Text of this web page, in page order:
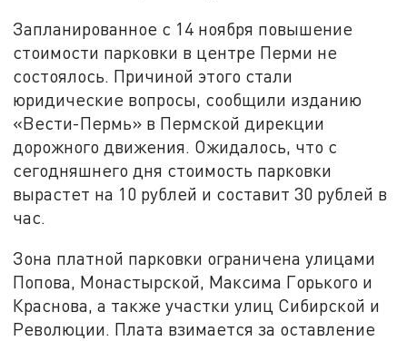
Запланированное с 14 ноября повышение
стоимости парковки в центре Перми не
состоялось. Причиной этого стали
юридические вопросы, сообщили изданию
«Вести-Пермь» в Пермской дирекции
дорожного движения. Ожидалось, что с
сегодняшнего дня стоимость парковки
вырастет на 10 рублей и составит 30 рублей в
час.
Зона платной парковки ограничена улицами
Попова, Монастырской, Максима Горького и
Краснова, а также участки улиц Сибирской и
Революции. Плата взимается за оставление